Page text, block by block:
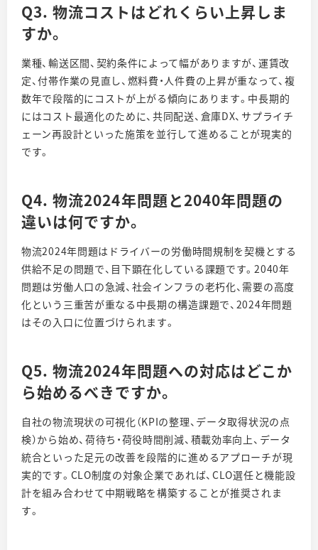
Q3. 物流コストはどれくらい上昇しま
すか。
業種、輸送区間、契約条件によって幅がありますが、運賃改
定、付帯作業の見直し、燃料費・人件費の上昇が重なって、複
数年で段階的にコストが上がる傾向にあります。中長期的
にはコスト最適化のために、共同配送、倉庫DX、サプライチ
ェーン再設計といった施策を並行して進めることが現実的
です。
Q4. 物流2024年問題と2040年問題の
違いは何ですか。
物流2024年問題はドライバーの労働時間規制を契機とする
供給不足の問題で、目下顕在化している課題です。2040年
問題は労働人口の急減、社会インフラの老朽化、需要の高度
化という三重苦が重なる中長期の構造課題で、2024年問題
はその入口に位置づけられます。
Q5. 物流2024年問題への対応はどこか
ら始めるべきですか。
自社の物流現状の可視化（KPIの整理、データ取得状況の点
検）から始め、荷待ち・荷役時間削減、積載効率向上、データ
統合といった足元の改善を段階的に進めるアプローチが現
実的です。CLO制度の対象企業であれば、CLO選任と機能設
計を組み合わせて中期戦略を構築することが推奨されま
す。